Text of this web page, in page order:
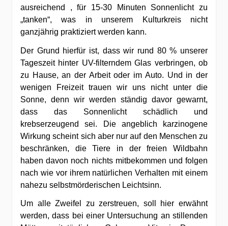
ausreichend , für 15-30 Minuten Sonnenlicht zu
„tanken“, was in unserem Kulturkreis nicht
ganzjährig praktiziert werden kann.
Der Grund hierfür ist, dass wir rund 80 % unserer
Tageszeit hinter UV-filterndem Glas verbringen, ob
zu Hause, an der Arbeit oder im Auto. Und in der
wenigen Freizeit trauen wir uns nicht unter die
Sonne, denn wir werden ständig davor gewarnt,
dass das Sonnenlicht schädlich und
krebserzeugend sei. Die angeblich karzinogene
Wirkung scheint sich aber nur auf den Menschen zu
beschränken, die Tiere in der freien Wildbahn
haben davon noch nichts mitbekommen und folgen
nach wie vor ihrem natürlichen Verhalten mit einem
nahezu selbstmörderischen Leichtsinn.
Um alle Zweifel zu zerstreuen, soll hier erwähnt
werden, dass bei einer Untersuchung an stillenden